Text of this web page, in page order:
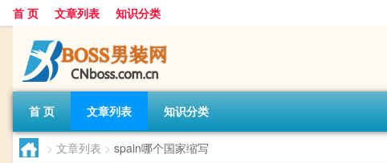
首 页 文章列表 知识分类
首 页 文章列表 知识分类
> 文章列表 > spain哪个国家缩写